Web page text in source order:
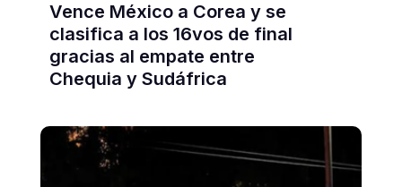
Vence México a Corea y se
clasifica a los 16vos de final
gracias al empate entre
Chequia y Sudáfrica